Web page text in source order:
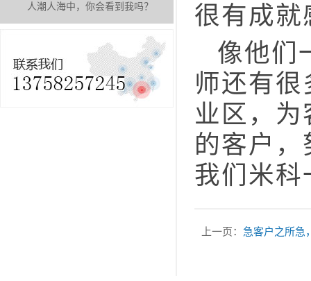
人潮人海中，你会看到我吗？
很有成就
像他们
师还有
业区，
的客户
我们米科
上一页： 急客户之所急